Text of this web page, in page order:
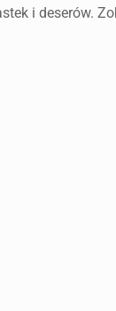
i deserów.